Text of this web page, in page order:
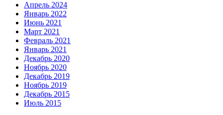
Апрель 2024
Январь 2022
Июнь 2021
Март 2021
Февраль 2021
Январь 2021
Декабрь 2020
Ноябрь 2020
Декабрь 2019
Ноябрь 2019
Декабрь 2015
Июль 2015